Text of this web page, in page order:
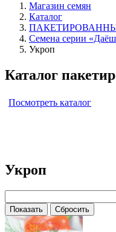
Магазин семян
Каталог
Семена серии
Укроп
Каталог
Посмотреть каталог
Укроп